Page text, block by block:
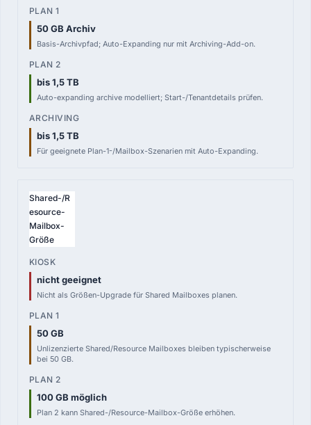
50 GB Archiv
Basis-Archivpfad; Auto-Expanding nur mit Archiving-Add-on.
bis 1,5 TB
Auto-expanding archive modelliert; Start-/Tenantdetails prüfen.
bis 1,5 TB
Für geeignete Plan-1-/Mailbox-Szenarien mit Auto-Expanding.
Shared-/R
esource-
Mailbox-
Größe
nicht geeignet
Nicht als Größen-Upgrade für Shared Mailboxes planen.
50 GB
Unlizenzierte Shared/Resource Mailboxes bleiben typischerweise
bei 50 GB.
100 GB möglich
Plan 2 kann Shared-/Resource-Mailbox-Größe erhöhen.